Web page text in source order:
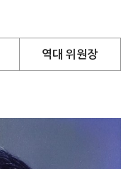
역대 위원장